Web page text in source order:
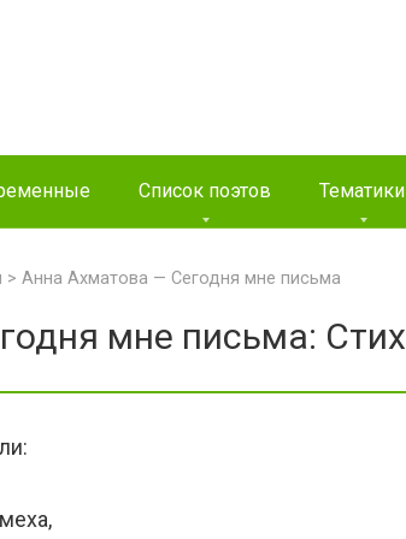
Список поэтов Тематики
> Анна Ахматова — Сегодня мне письма
мне письма: Стих